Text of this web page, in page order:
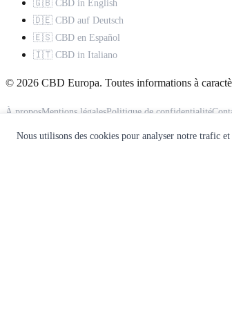
🇬🇧 CBD in English
🇩🇪 CBD auf Deutsch
🇪🇸 CBD en Español
🇮🇹 CBD in Italiano
© 2026 CBD Europa. Toutes informations à
À proposMentions légalesPolitique de confidentialité
Ce site ne constitue pas un avis médical.
Nous utilisons des cookies pour analyser notre trafic